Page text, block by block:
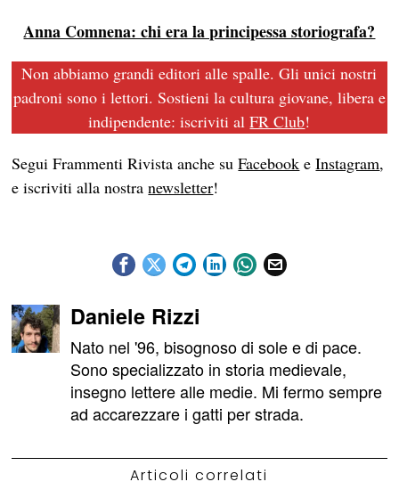
Anna Comnena: chi era la principessa storiografa?
Non abbiamo grandi editori alle spalle. Gli unici nostri
padroni sono i lettori. Sostieni la cultura giovane, libera e
indipendente: iscriviti alFR Club!
Segui Frammenti Rivista anche suFacebook eInstagram,
e iscriviti alla nostranewsletter!
Daniele Rizzi
Nato nel '96, bisognoso di sole e di pace.
Sono specializzato in storia medievale,
insegno lettere alle medie. Mi fermo sempre
ad accarezzare i gatti per strada.
Articoli correlati